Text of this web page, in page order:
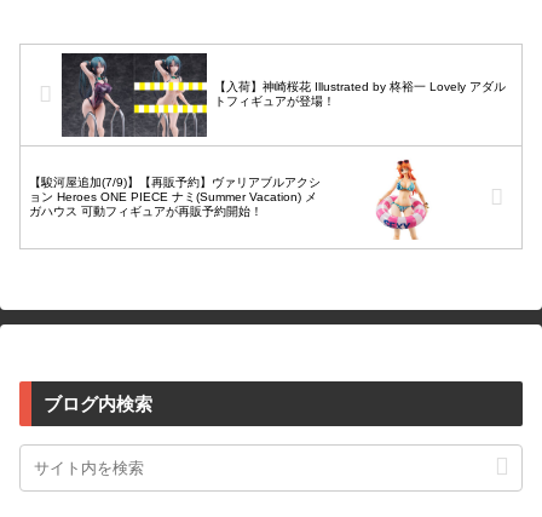
【入荷】神崎桜花 Illustrated by 柊裕一 Lovely アダル
トフィギュアが登場！
【駿河屋追加(7/9)】【再販予約】ヴァリアブルアクシ
ョン Heroes ONE PIECE ナミ(Summer Vacation) メ
ガハウス 可動フィギュアが再販予約開始！
ブログ内検索